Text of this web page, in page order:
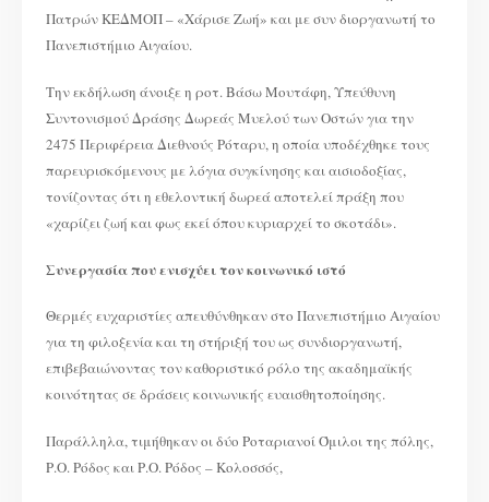
Πατρών ΚΕΔΜΟΠ – «Χάρισε Ζωή» και με συν διοργανωτή το
Πανεπιστήμιο Αιγαίου.
Την εκδήλωση άνοιξε η ροτ. Βάσω Μουτάφη, Υπεύθυνη
Συντονισμού Δράσης Δωρεάς Μυελού των Οστών για την
2475 Περιφέρεια Διεθνούς Ρόταρυ, η οποία υποδέχθηκε τους
παρευρισκόμενους με λόγια συγκίνησης και αισιοδοξίας,
τονίζοντας ότι η εθελοντική δωρεά αποτελεί πράξη που
«χαρίζει ζωή και φως εκεί όπου κυριαρχεί το σκοτάδι».
Συνεργασία που ενισχύει τον κοινωνικό ιστό
Θερμές ευχαριστίες απευθύνθηκαν στο Πανεπιστήμιο Αιγαίου
για τη φιλοξενία και τη στήριξή του ως συνδιοργανωτή,
επιβεβαιώνοντας τον καθοριστικό ρόλο της ακαδημαϊκής
κοινότητας σε δράσεις κοινωνικής ευαισθητοποίησης.
Παράλληλα, τιμήθηκαν οι δύο Ροταριανοί Όμιλοι της πόλης,
Ρ.Ο. Ρόδος και Ρ.Ο. Ρόδος – Κολοσσός,